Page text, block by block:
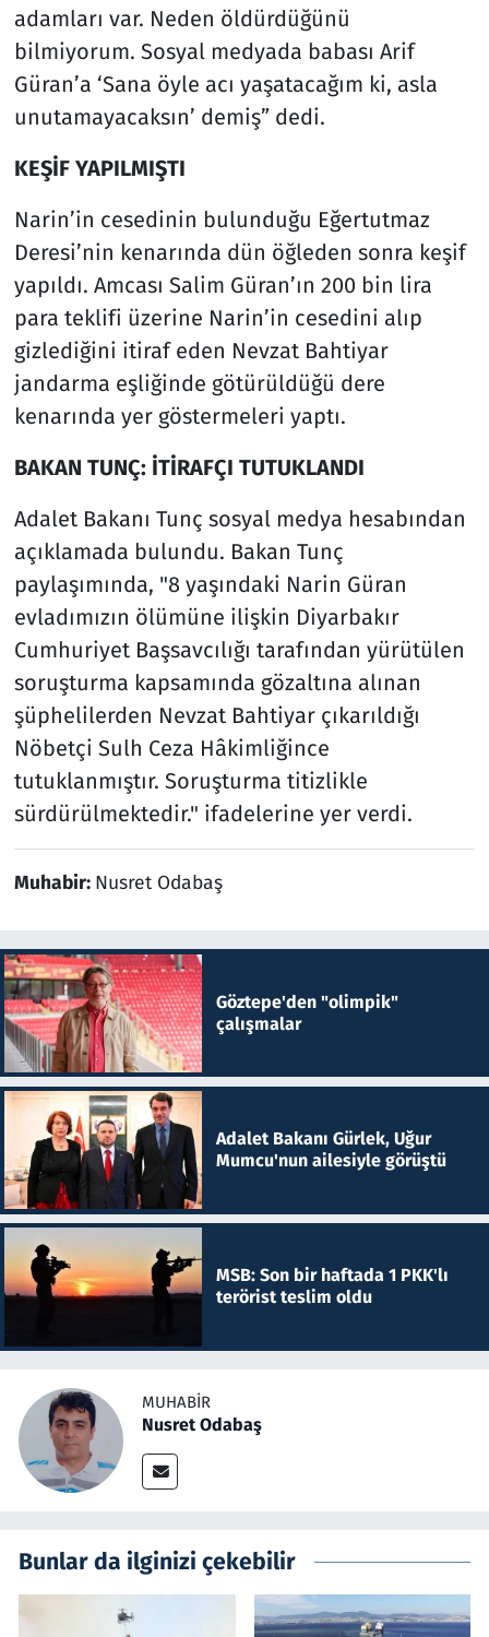
adamları var. Neden öldürdüğünü
bilmiyorum. Sosyal medyada babası Arif
Güran’a ‘Sana öyle acı yaşatacağım ki, asla
unutamayacaksın’ demiş” dedi.
KEŞİF YAPILMIŞTI
Narin’in cesedinin bulunduğu Eğertutmaz
Deresi’nin kenarında dün öğleden sonra keşif
yapıldı. Amcası Salim Güran’ın 200 bin lira
para teklifi üzerine Narin’in cesedini alıp
gizlediğini itiraf eden Nevzat Bahtiyar
jandarma eşliğinde götürüldüğü dere
kenarında yer göstermeleri yaptı.
BAKAN TUNÇ: İTİRAFÇI TUTUKLANDI
Adalet Bakanı Tunç sosyal medya hesabından
açıklamada bulundu. Bakan Tunç
paylaşımında, "8 yaşındaki Narin Güran
evladımızın ölümüne ilişkin Diyarbakır
Cumhuriyet Başsavcılığı tarafından yürütülen
soruşturma kapsamında gözaltına alınan
şüphelilerden Nevzat Bahtiyar çıkarıldığı
Nöbetçi Sulh Ceza Hâkimliğince
tutuklanmıştır. Soruşturma titizlikle
sürdürülmektedir." ifadelerine yer verdi.
Muhabir: Nusret Odabaş
Göztepe'den "olimpik"
çalışmalar
Adalet Bakanı Gürlek, Uğur
Mumcu'nun ailesiyle görüştü
MSB: Son bir haftada 1 PKK'lı
terörist teslim oldu
MUHABIR
Nusret Odabaş
Bunlar da ilginizi çekebilir